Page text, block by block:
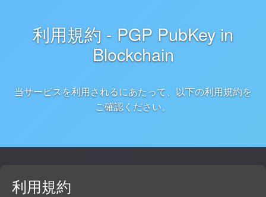
利用規約 - PGP PubKey in
Blockchain
当サービスを利用されるにあたって、以下の利用規約を
ご確認ください。
利用規約